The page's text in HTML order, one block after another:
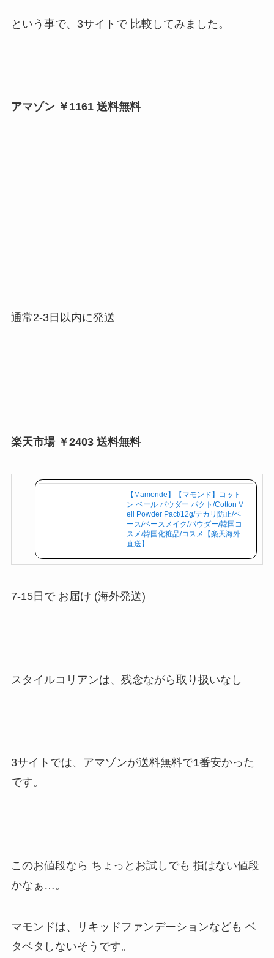
という事で、3サイトで 比較してみました。
アマゾン ￥1161 送料無料
通常2-3日以内に発送
楽天市場 ￥2403 送料無料
【Mamonde】【マモンド】コット
ン ベール パウダー パクト/Cotton V
eil Powder Pact/12g/テカリ防止/ベ
ース/ベースメイク/パウダー/韓国コ
スメ/韓国化粧品/コスメ【楽天海外
直送】
7-15日で お届け (海外発送)
スタイルコリアンは、残念ながら取り扱いなし
3サイトでは、アマゾンが送料無料で1番安かった
です。
このお値段なら ちょっとお試しでも 損はない値段
かなぁ…。
マモンドは、リキッドファンデーションなども ベ
タベタしないそうです。